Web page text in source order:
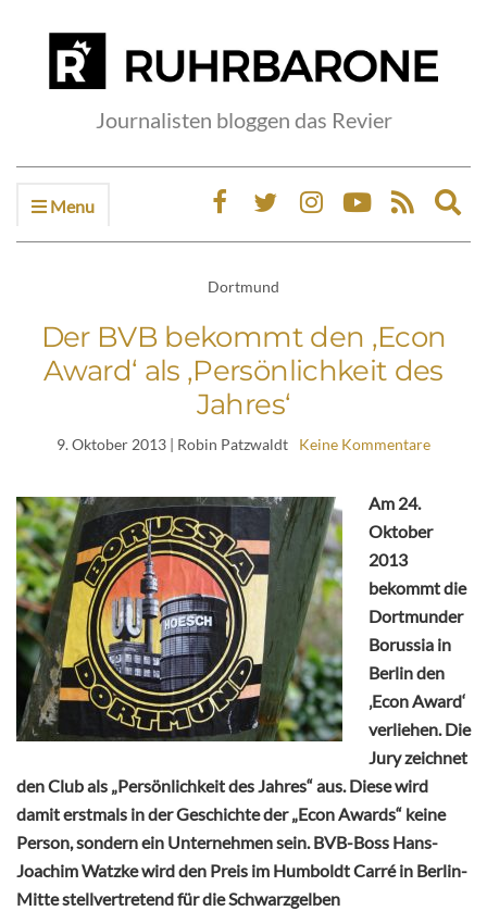
Journalisten bloggen das Revier
Menu
Dortmund
Der BVB bekommt den ‚Econ
Award‘ als ‚Persönlichkeit des
Jahres‘
9. Oktober 2013 | Robin Patzwaldt Keine Kommentare
Am 24.
Oktober
2013
bekommt die
Dortmunder
Borussia in
Berlin den
‚Econ Award‘
verliehen. Die
Jury zeichnet
den Club als „Persönlichkeit des Jahres“ aus. Diese wird
damit erstmals in der Geschichte der „Econ Awards“ keine
Person, sondern ein Unternehmen sein. BVB-Boss Hans-
Joachim Watzke wird den Preis im Humboldt Carré in Berlin-
Mitte stellvertretend für die Schwarzgelben